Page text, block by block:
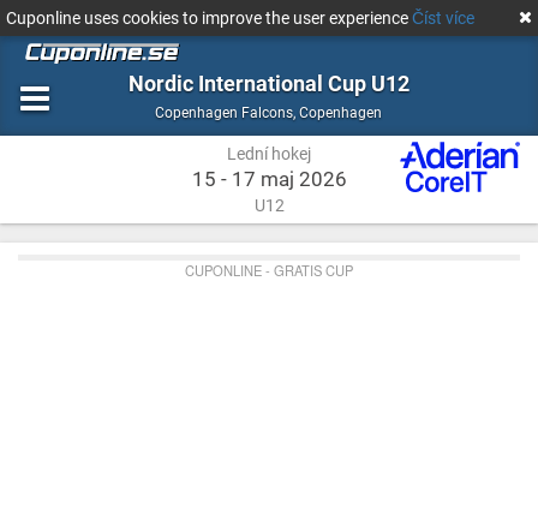
Cuponline uses cookies to improve the user experienceČíst více
Nordic International Cup U12
Copenhagen Falcons,Lední
hokej
Copenhagen
Lední hokej
15 - 17 maj 2026
U12
CUPONLINE - GRATIS CUP